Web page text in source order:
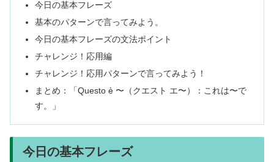
今日の基本フレーズ
基本のパターンで言ってみよう。
今日の基本フレーズの文法ポイント
チャレンジ！応用編
チャレンジ！応用パターンで言ってみよう！
まとめ：「Questo è 〜（クエスト エ〜）：これは〜で
す。」
今日の基本フレーズ